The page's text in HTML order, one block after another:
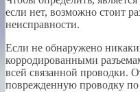
если нет, возможно стоит
неисправности.
Если не обнаружено
корродированными
всей связанной проводки.
поврежденную проводку по